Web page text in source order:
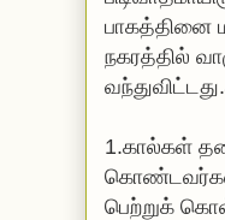
பாகத்தினை
நகரத்தில்
1.கால்கள்
பெற்றுக்